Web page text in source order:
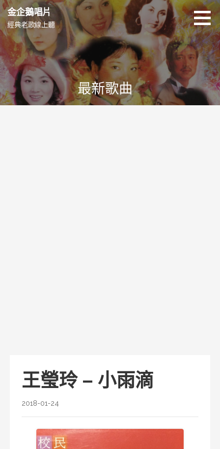
跳
至
主
內
容
金企鵝唱片
經典老歌線上聽
最新歌曲
王瑩玲 – 小雨滴
2018-01-24